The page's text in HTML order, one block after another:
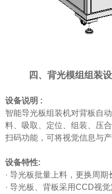
四、背光模组组装
设备说明 :
智能导光板组装机对背板自
料、吸取、定位、组装、压
扫码功能，可将视觉信息与
设备特性:
· 导光板批量上料，更换周期
· 导光板 、背板采用CCD视觉